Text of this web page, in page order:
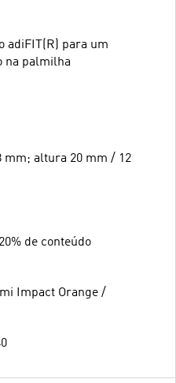
adiFIT(R) para um
na palmilha
mm; altura 20 mm / 12
de conteúdo
Impact Orange /